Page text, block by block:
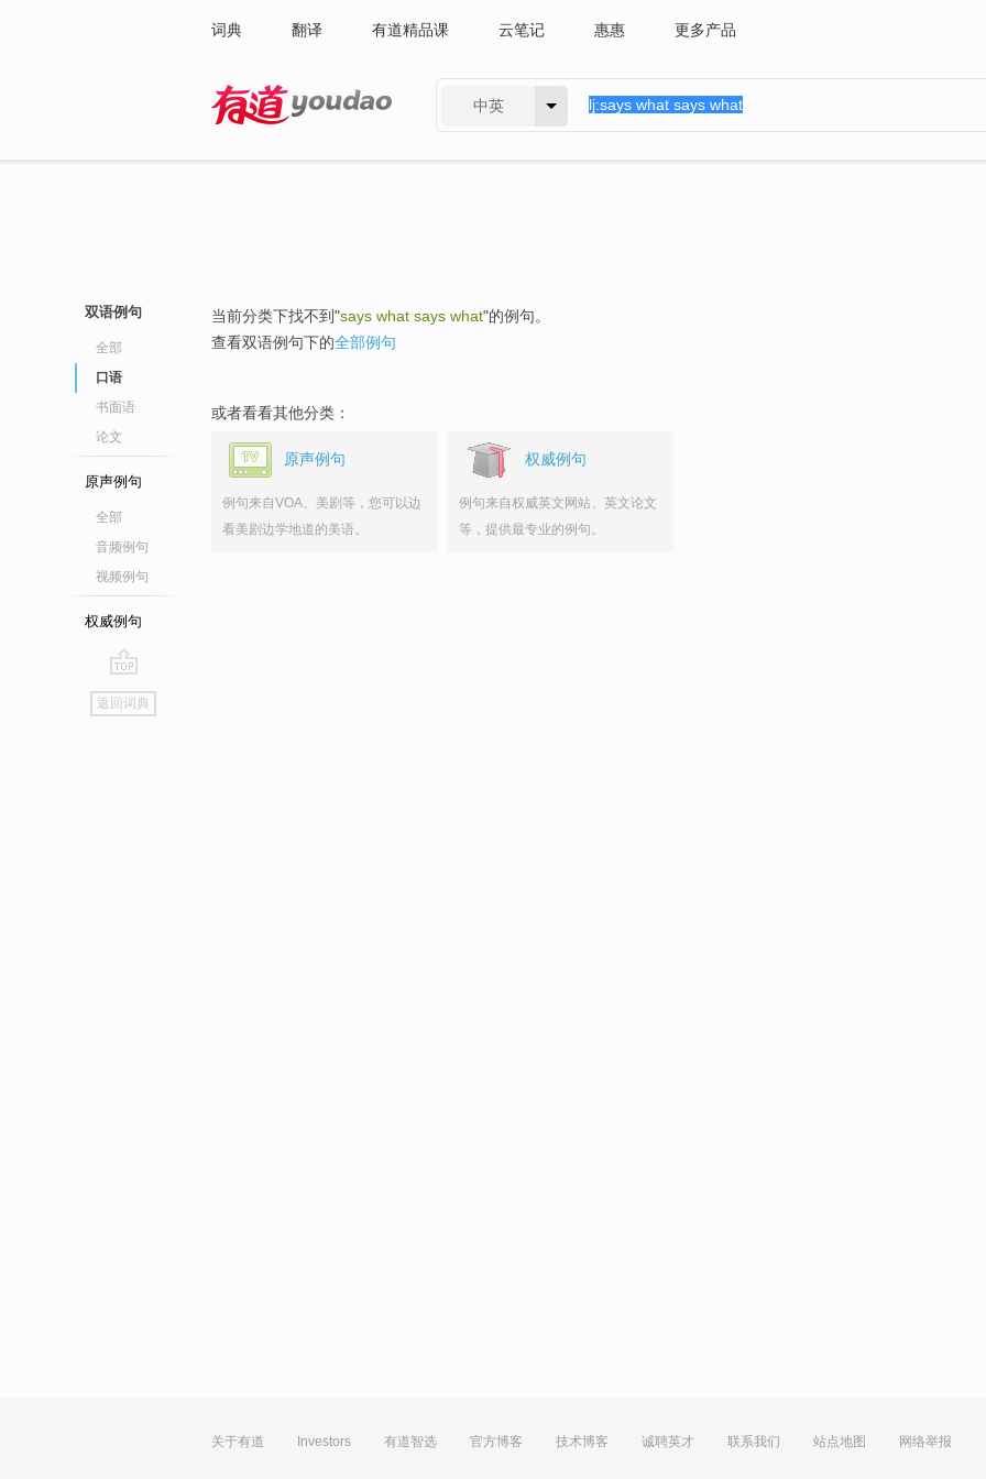
词典 翻译 有道精品课 云笔记 惠惠 更多产品
中英
双语例句
全部
口语
书面语
论文
原声例句
全部
音频例句
视频例句
权威例句
go
top
返回词典
当前分类下找不到"says what says what"的例句。
查看双语例句下的全部例句
或者看看其他分类：
原声例句
例句来自VOA、美剧等，您可以边
看美剧边学地道的美语。
权威例句
例句来自权威英文网站、英文论文
等，提供最专业的例句。
关于有道 Investors 有道智选 官方博客 技术博客 诚聘英才 联系我们 站点地图 网络举报